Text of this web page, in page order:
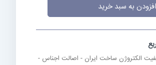
افزودن به سبد خرید
الکتروژن ساخت ایران - اصالت اجناس -